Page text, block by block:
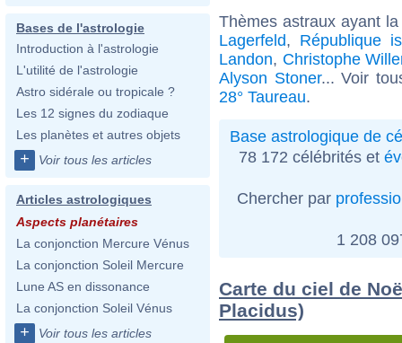
Bases de l'astrologie
Introduction à l'astrologie
L'utilité de l'astrologie
Astro sidérale ou tropicale ?
Les 12 signes du zodiaque
Les planètes et autres objets
+ Voir tous les articles
Articles astrologiques
Aspects planétaires
La conjonction Mercure Vénus
La conjonction Soleil Mercure
Lune AS en dissonance
La conjonction Soleil Vénus
+ Voir tous les articles
Thèmes astraux ayant
Lagerfeld, République
Landon, Christophe
Alyson Stoner... Voir
28° Taureau.
Base astrologique de
78 172 célébrités et
Chercher par
1 208
Carte du ciel de
Placidus)